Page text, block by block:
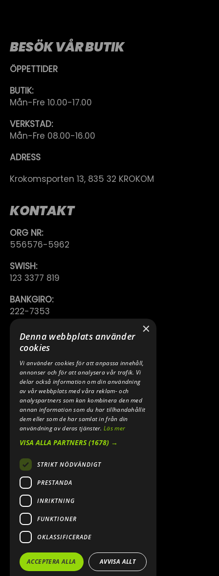
BESÖK VÅR BUTIK
ÖPPETTIDER
BUTIK:
Mån-Fre 10.00-17.00
VERKSTAD:
Mån-Fre 08.00-16.00
ADRESS
Krokomsporten 13, 835 32 KROKOM
KONTAKT
ORG NR:
556576-5962
SWISH:
123 3377 819
BANKGIRO:
222-7353
TELEFON:
0640 200 50
E-POST:
INFO@SPEEDSHOPEN.SE
ÅNGRA MITT KÖP
2026. ALL RIGHTS RESERVED.
POWERED BY EMPORI CMS
×
Denna webbplats använder
cookies
Vi använder cookies för att anpassa innehåll,
annonser och för att analysera vår trafik. Vi
delar också information om din användning
av vår webbplats med våra reklam- och
analyspartners som kan kombinera den med
annan information som du har tillhandahållit
dem eller som de har samlat in från din
användning av deras tjänster.Läs mer
VISA ALLA PARTNERS(1678) →
STRIKT NÖDVÄNDIGT
PRESTANDA
INRIKTNING
FUNKTIONER
OKLASSIFICERADE
ACCEPTERA ALLA AVVISA ALLT